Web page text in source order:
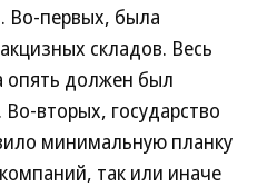
Во-первых, была
складов. Весь
опять должен был
вторых, государство
минимальную планку
так или иначе